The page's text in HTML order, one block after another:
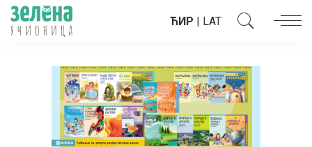
ЋИР | LAT